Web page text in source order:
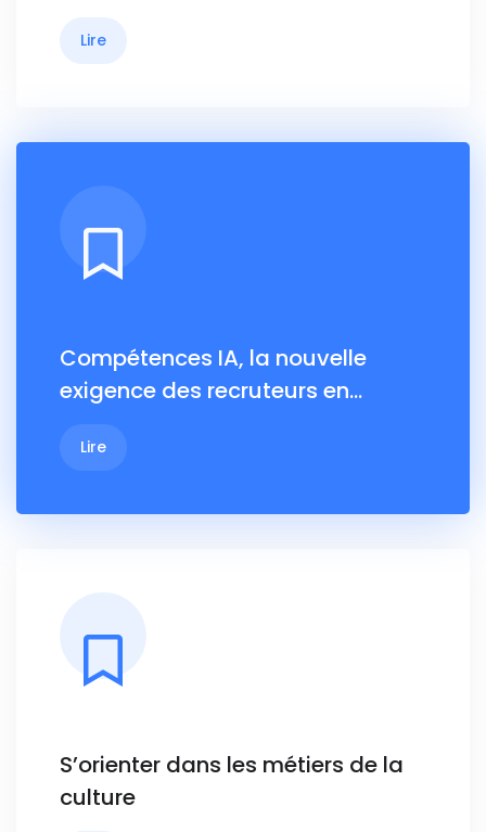
Lire
Compétences IA, la nouvelle
exigence des recruteurs en…
Lire
S’orienter dans les métiers de la
culture